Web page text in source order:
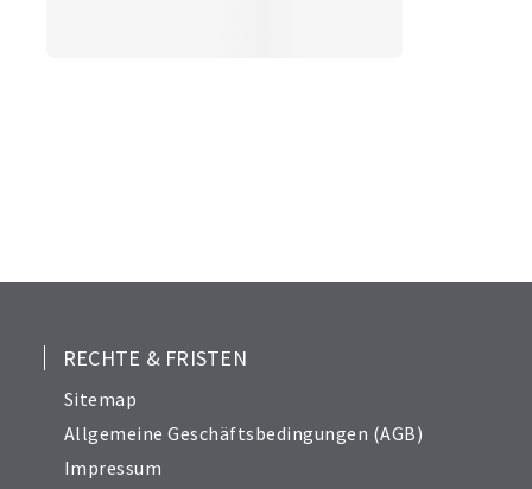
RECHTE & FRISTEN
Sitemap
Allgemeine Geschäftsbedingungen (AGB)
Impressum